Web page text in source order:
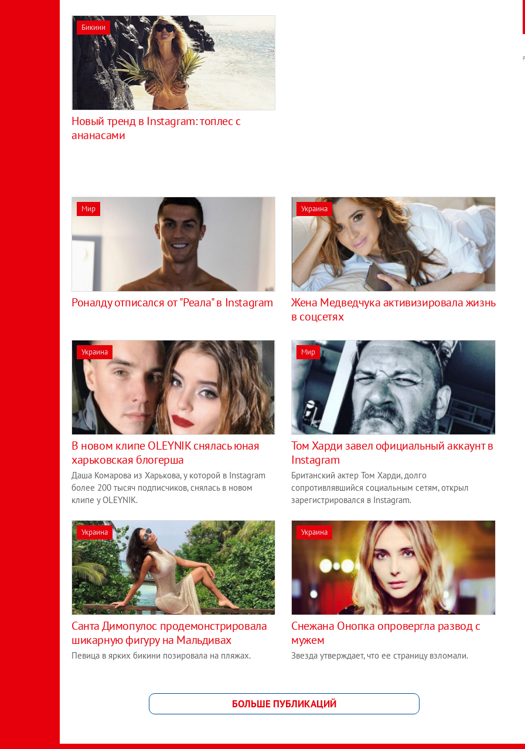
Бикини
Новый тренд в Instagram: топлес с
ананасами
Мир
Роналду отписался от "Реала" в Instagram
Украина
Жена Медведчука активизировала жизнь
в соцсетях
Украина
В новом клипе OLEYNIK снялась юная
харьковская блогерша
Даша Комарова из Харькова, у которой в Instagram
более 200 тысяч подписчиков, снялась в новом
клипе у OLEYNIK.
Мир
Том Харди завел официальный аккаунт в
Instagram
Британский актер Том Харди, долго
сопротивлявшийся социальным сетям, открыл
зарегистрировался в Instagram.
Украина
Санта Димопулос продемонстрировала
шикарную фигуру на Мальдивах
Певица в ярких бикини позировала на пляжах.
Украина
Снежана Онопка опровергла развод с
мужем
Звезда утверждает, что ее страницу взломали.
БОЛЬШЕ ПУБЛИКАЦИЙ